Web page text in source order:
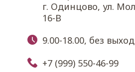
г. Одинцово, ул.
16-В
9.00-18.00, без
+7 (999) 550-46-99